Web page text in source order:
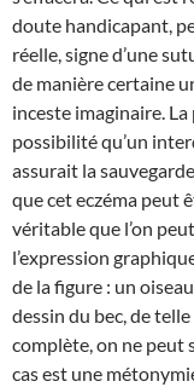
doute handicapant,
réelle, signe d’une
de manière certaine
inceste imaginaire.
possibilité qu’un
assurait la
que cet eczéma peut
véritable que l’on
l’expression
de la figure : un
dessin du bec, de
complète, on ne peut
cas est une